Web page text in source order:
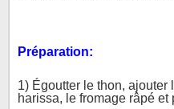
Préparation:
1) Égoutter le thon,